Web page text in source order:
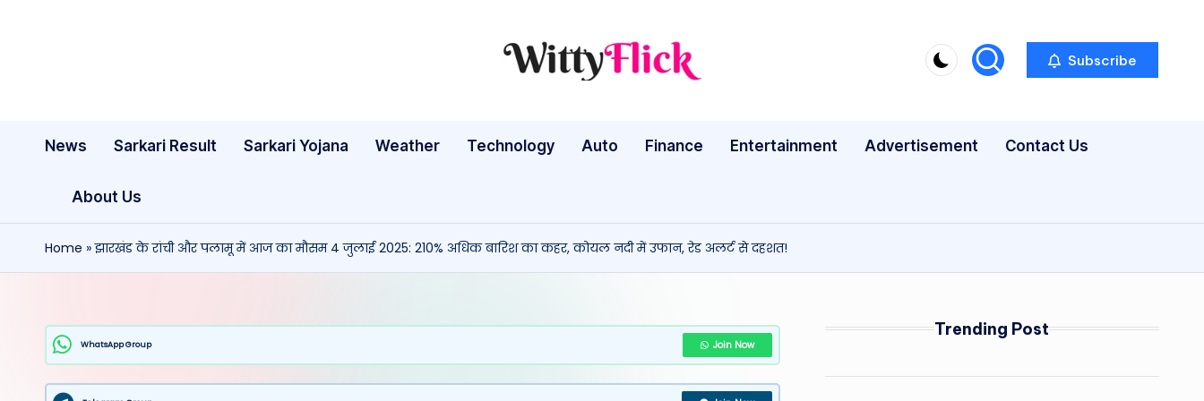
W
ty
ic
k:
te
WittyFlick:
Tech
Around
Subscribe
News Sarkari Result Sarkari Yojana Weather Technology Auto Finance Entertainment Advertisement Contact Us
About Us
Home »झारखंड के रांची और पलामू में आज का मौसम 4 जुलाई 2025: 210% अधिक बारिश का कहर, कोयल नदी में उफान, रेड अलर्ट से दहशत!
WhatsApp Group Join Now
Trending Post